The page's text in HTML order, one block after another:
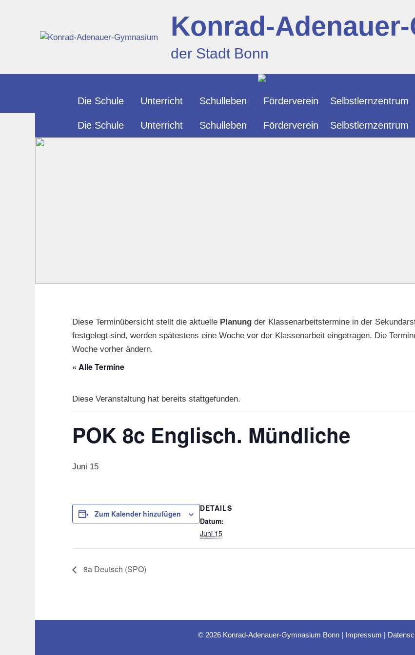
Konrad-
der Stadt Bonn
Die Schule Unterricht Schulleben Förderverein Selbstlernzentrum
Die Schule Unterricht Schulleben Förderverein Selbstlernzentrum
Diese Terminübersicht stellt die aktuelle Planung der Klassenarbeitstermine in der
festgelegt sind, werden spätestens eine Woche vor der Klassenarbeit eingetragen. Die
Woche vorher ändern.
« Alle Termine
Diese Veranstaltung hat bereits stattgefunden.
POK 8c Englisch. Mündliche
Juni 15
Zum Kalender hinzufügen
DETAILS
Datum:
Juni 15
8a Deutsch (SPO)
© 2026 Konrad-Adenauer-Gymnasium Bonn | Impressum |